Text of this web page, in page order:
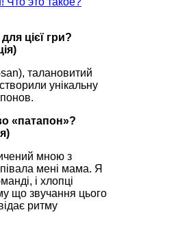
цієї гри?
талановитий
унікальну
«патапон»?
мною з
мені мама. Я
і хлопці
що звучання цього
ритму